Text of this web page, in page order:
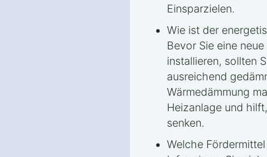
Einsparzielen.
Wie ist der
Bevor Sie eine
installieren, sollten
ausreichend
Wärmedämmung
Heizanlage und
senken.
Welche